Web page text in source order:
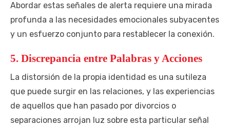
Abordar estas señales de alerta requiere una mirada
profunda a las necesidades emocionales subyacentes
y un esfuerzo conjunto para restablecer la conexión.
5. Discrepancia entre Palabras y Acciones
La distorsión de la propia identidad es una sutileza
que puede surgir en las relaciones, y las experiencias
de aquellos que han pasado por divorcios o
separaciones arrojan luz sobre esta particular señal